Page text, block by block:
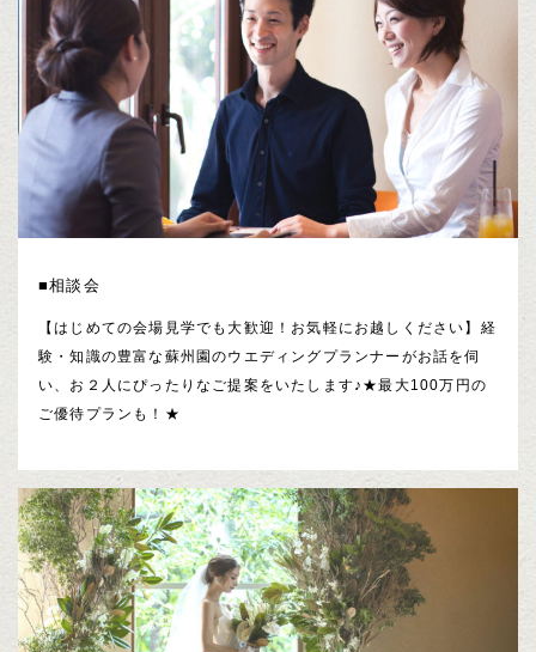
■相談会
【はじめての会場見学でも大歓迎！お気軽にお越しください】経
験・知識の豊富な蘇州園のウエディングプランナーがお話を伺
い、お２人にぴったりなご提案をいたします♪★最大100万円の
ご優待プランも！★